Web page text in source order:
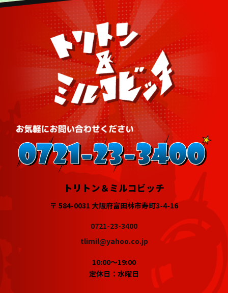
トリトン＆ミルコビッチ
〒 584-0031 大阪府富田林市寿町3-4-16
0721-23-3400
tlimil@yahoo.co.jp
10:00～19:00
定休日：水曜日